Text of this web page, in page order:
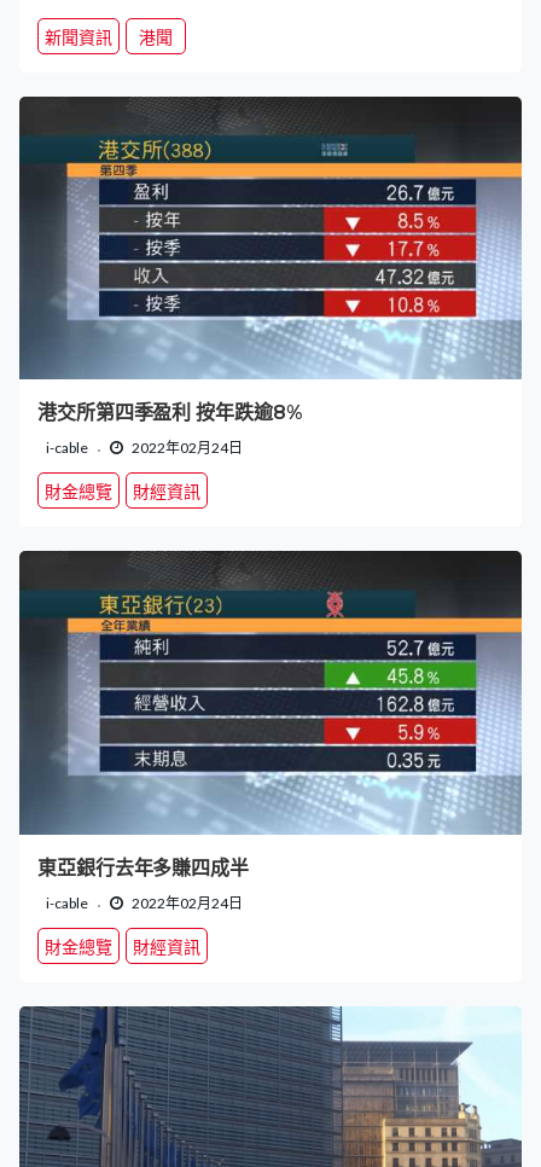
新聞資訊 港聞
港交所第四季盈利 按年跌逾8%
i-cable 2022年02月24日
財金總覽 財經資訊
東亞銀行去年多賺四成半
i-cable 2022年02月24日
財金總覽 財經資訊